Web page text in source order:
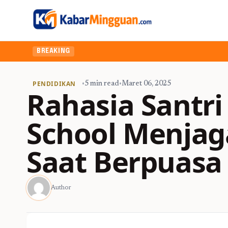
BREAKING
PENDIDIKAN •5 min read•Maret 06, 2025
Rahasia
School
Saat Berpuasa
Author